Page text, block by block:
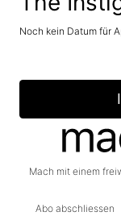
Noch kein Datum für
Mach mit einem
Abo abschliessen